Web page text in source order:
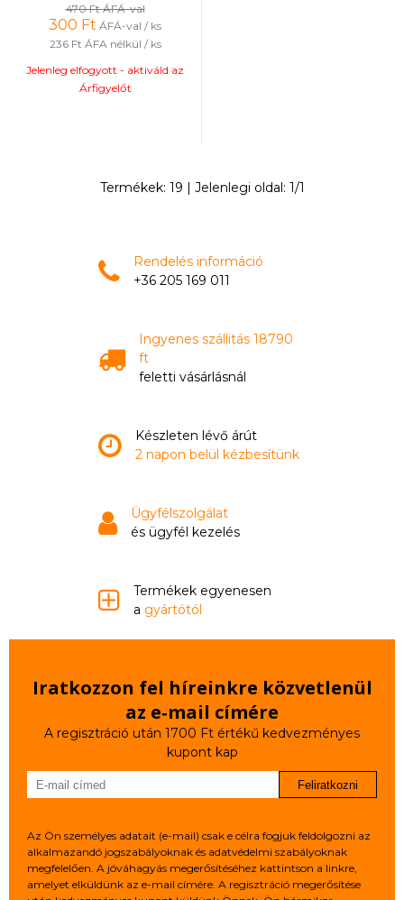
470 FtÁFÁ-val
300 Ft ÁFÁ-val / ks
236 Ft ÁFA nélkül / ks
Jelenleg elfogyott - aktiváld az
Árfigyelőt
Termékek: 19 | Jelenlegi oldal: 1/1
Rendelés információ
+36 205 169 011
Ingyenes szállitás 18790
ft
feletti vásárlásnál
Készleten lévő árút
2 napon belül kézbesítünk
Ügyfélszolgálat
és ügyfél kezelés
Termékek egyenesen
a gyártótól
Iratkozzon fel híreinkre közvetlenül
az e‑mail címére
A regisztráció után 1700 Ft értékű kedvezményes
kupont kap
Feliratkozni
Az Ön személyes adatait (e-mail) csak e célra fogjuk feldolgozni az
alkalmazandó jogszabályoknak és adatvédelmi szabályoknak
megfelelően. A jóváhagyás megerősítéséhez kattintson a linkre,
amelyet elküldünk az e-mail címére. A regisztráció megerősítése